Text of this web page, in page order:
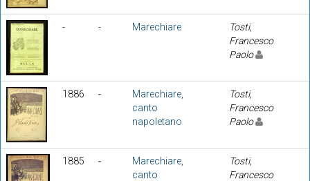
- - Marechiare
Tosti,
Francesco
Paolo
1886 -
Marechiare,
canto
napoletano
Tosti,
Francesco
Paolo
1885 -
Marechiare,
canto
Tosti,
Francesco